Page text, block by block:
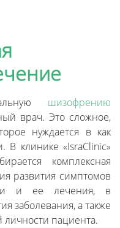
шизофрению
врач. Это сложное,
нуждается в как
клинике «IsraClinic»
комплексная
развития симптомов
и ее лечения, в
заболевания, а также
пациента.